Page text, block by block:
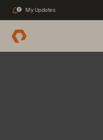
2 My Updates